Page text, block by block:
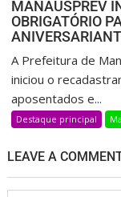
MANAUSPREV
OBRIGATÓRIO
A Prefeitura de
iniciou o
aposentados e...
Destaque principal
LEAVE A